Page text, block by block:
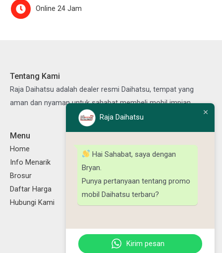
Online 24 Jam
Tentang Kami
Raja Daihatsu adalah dealer resmi Daihatsu, tempat yang
aman dan nyaman untuk sahabat membeli mobil impian.
Menu
Home
Info Menarik
Brosur
Daftar Harga
Hubungi Kami
Facebook
Instagram
TikTokYouTube
Raja Daihatsu
Hai Sahabat, saya dengan
Bryan.
Punya pertanyaan tentang promo
mobil Daihatsu terbaru?
Kirim pesan